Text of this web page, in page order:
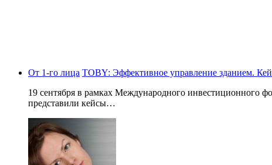
От 1-го лица TOBY: Эффективное управление зданием.
19 сентября в рамках Международного инвестиционного
представили кейсы…